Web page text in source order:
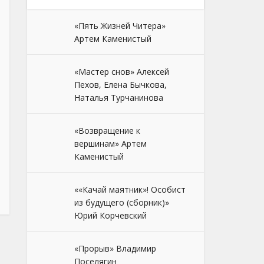
«Пять Жизней Читера»
Артем Каменистый
«Мастер снов» Алексей
Пехов, Елена Бычкова,
Наталья Турчанинова
«Возвращение к
вершинам» Артем
Каменистый
««Качай маятник»! Особист
из будущего (сборник)»
Юрий Корчевский
«Прорыв» Владимир
Поселягин